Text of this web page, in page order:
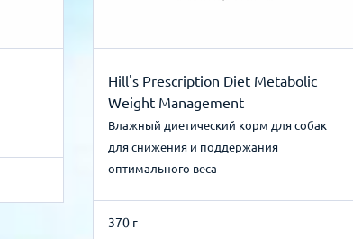
Hill's Prescription Diet Metabolic
Weight Management
Влажный диетический корм для собак
для снижения и поддержания
оптимального веса
370 г